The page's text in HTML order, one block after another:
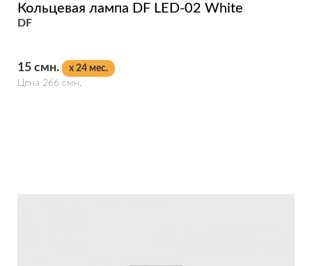
Кольцевая лампа DF LED-02 White
DF
15 смн.
x 24 мес.
Цена 266 смн.